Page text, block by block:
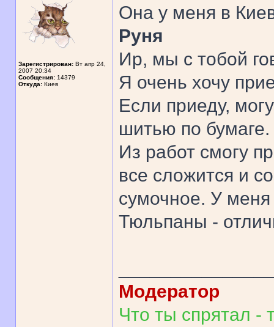
Зарегистрирован: Вт апр 24,
2007 20:34
Сообщения: 14379
Откуда: Киев
Она у меня в
Руня
Ир, мы с тобой
Я очень хочу
Если приеду,
шитью по бумаге.
Из работ смогу
все сложится и
сумочное. У меня
Тюльпаны -
Модератор
Что ты спрятал -